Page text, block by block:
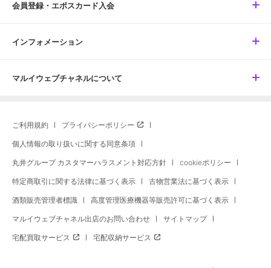
会員登録・エポスカード入会
インフォメーション
マルイウェブチャネルについて
ご利用規約 プライバシーポリシー
個人情報の取り扱いに関する同意条項
丸井グループ カスタマーハラスメント対応方針 cookieポリシー
特定商取引に関する法律に基づく表示 古物営業法に基づく表示
酒類販売管理者標識 高度管理医療機器等販売許可に基づく表示
マルイウェブチャネル出店のお問い合わせ サイトマップ
宅配買取サービス 宅配収納サービス